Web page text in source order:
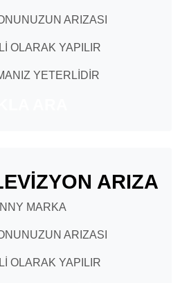
ARIZASI
OLARAK YAPILIR
YETERLİDİR
ARIZA
MARKA
ARIZASI
OLARAK YAPILIR